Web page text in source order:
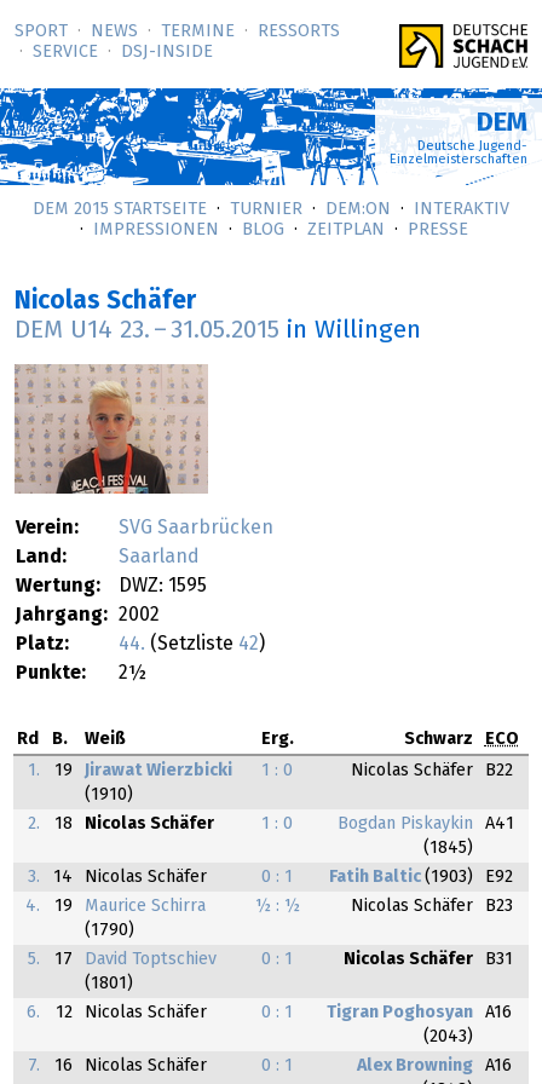
SPORT NEWS TERMINE
RESSORTS
SERVICE
DSJ-­INSIDE
DEM
Deutsche Jugend-
Einzelmeisterschaften
DEM 2015 STARTSEITE TURNIER DEM:ON
INTERAKTIV
IMPRESSIONEN
BLOG ZEITPLAN PRESSE
Nicolas Schäfer
DEM U14 23. – 31.05.2015 in Willingen
Verein:
SVG Saarbrücken
Land:
Saarland
Wertung:
DWZ: 1595
Jahrgang: 2002
Platz:
44. (Setzliste 42)
Punkte:
2½
Rd B. Weiß Erg. Schwarz
ECO
1.
19
Jirawat Wierzbicki
(1910)
1 : 0 Nicolas Schäfer B22
2. 18 Nicolas Schäfer 1 : 0
Bogdan Piskaykin
(1845)
A41
3. 14 Nicolas Schäfer 0 : 1 Fatih Baltic (1903)
E92
4.
19
Maurice Schirra
(1790)
½ : ½ Nicolas Schäfer B23
5. 17
David Toptschiev
(1801)
0 : 1 Nicolas Schäfer B31
6. 12 Nicolas Schäfer 0 : 1
Tigran Poghosyan
(2043)
A16
7. 16 Nicolas Schäfer 0 : 1
Alex Browning
A16